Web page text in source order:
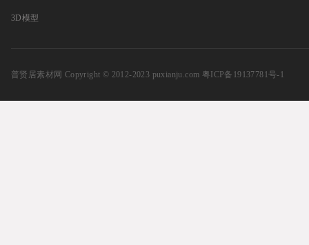
3D模型
普贤居素材网 Copyright © 2012-2023 puxianju.com 粤ICP备19137781号-1